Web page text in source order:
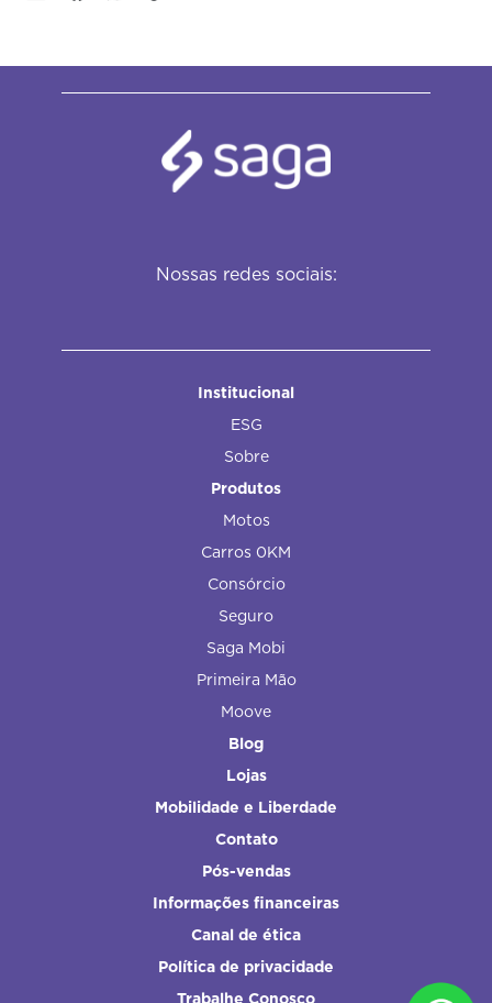
Nossas redes sociais:
Institucional
ESG
Sobre
Produtos
Motos
Carros 0KM
Consórcio
Seguro
Saga Mobi
Primeira Mão
Moove
Blog
Lojas
Mobilidade e Liberdade
Contato
Pós-vendas
Informações financeiras
Canal de ética
Política de privacidade
Trabalhe Conosco